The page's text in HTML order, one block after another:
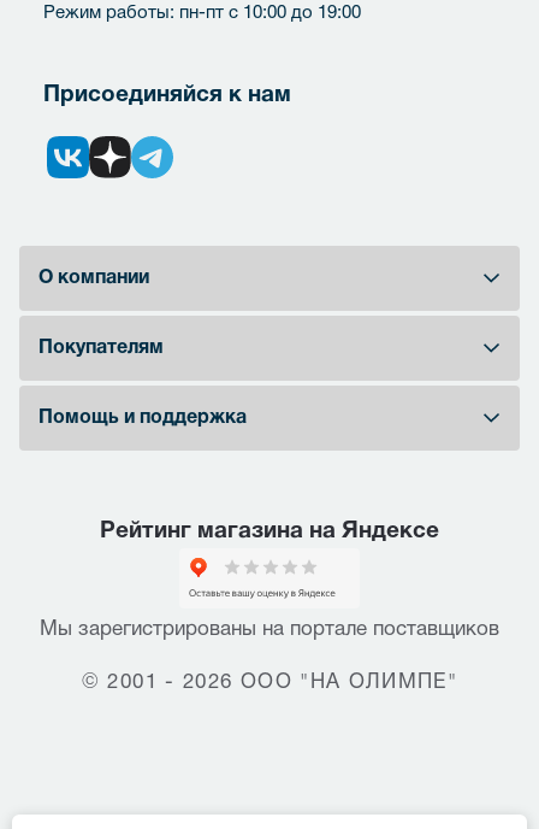
Режим работы: пн-пт с 10:00 до 19:00
Присоединяйся к нам
О компании
Покупателям
Помощь и поддержка
Рейтинг магазина на Яндексе
Мы зарегистрированы на портале поставщиков
© 2001 - 2026 ООО "НА ОЛИМПЕ"